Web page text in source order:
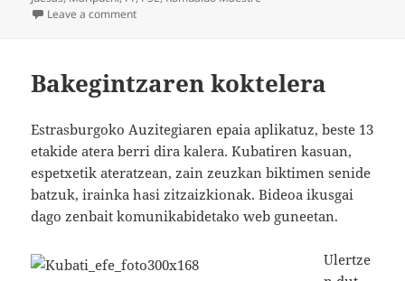
Leave a commenton Sra. García, usted es vasca
Bakegintzaren koktelera
Estrasburgoko Auzitegiaren epaia aplikatuz, beste 13
etakide atera berri dira kalera. Kubatiren kasuan,
espetxetik ateratzean, zain zeuzkan biktimen senide
batzuk, irainka hasi zitzaizkionak. Bideoa ikusgai
dago zenbait komunikabidetako web guneetan.
Ulertze